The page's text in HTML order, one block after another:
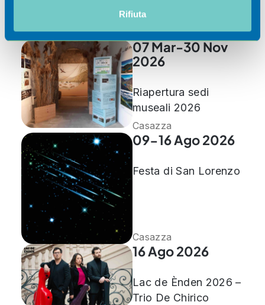
informazioni sul modo in cui utilizza il nostro sito con i
pubblicità e social media, i quali potrebbero combinarle
con altre informazioni che ha fornito loro o che hanno
raccolto dal suo utilizzo dei loro servizi.
Rifiuta
Scoprili
07 Mar-30 Nov
2026
Riapertura sedi
museali 2026
Casazza
09-16 Ago 2026
Festa di San Lorenzo
Casazza
16 Ago 2026
Lac de Ènden 2026 –
Trio De Chirico